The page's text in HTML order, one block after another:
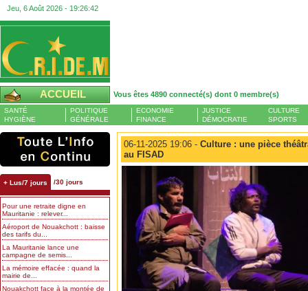
Jeu, 6 Août 2026 - 19:26:42
ACCUEIL Vous êtes 4890 connecté(s) dont 0 membre(s)
SANTÉ
HYGIÈNE
POLITIQUE
GÉNÉRALE
ECONOMIE
FINANCE
JUSTICE
DÉMOCRATIE
CULTURE
SPORTS
+ Lus/7 jours /30 jours
Pour une retraite digne en
Mauritanie : relever...
Aéroport de Nouakchott : baisse
des tarifs du...
La Mauritanie lance une
campagne de semis...
La mémoire effacée : quand la
mairie de...
Nouakchott face à la montée de
06-11-2025 19:06 - Culture : une pièce
au FISAD